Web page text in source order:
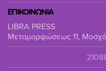
ΕΠΙΚΟΙΝΩΝΙΑ
LIBRA PRESS
Μεταμορφώσεως 11,